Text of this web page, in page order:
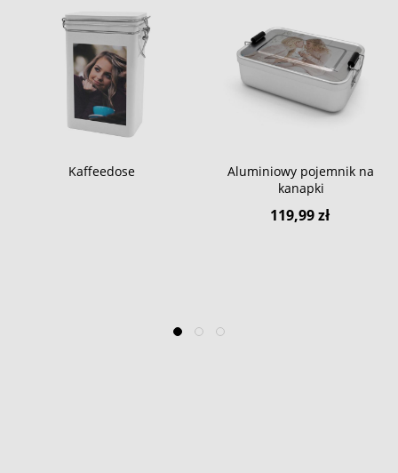
Kaffeedose
Aluminiowy pojemnik na
kanapki
119,99 zł